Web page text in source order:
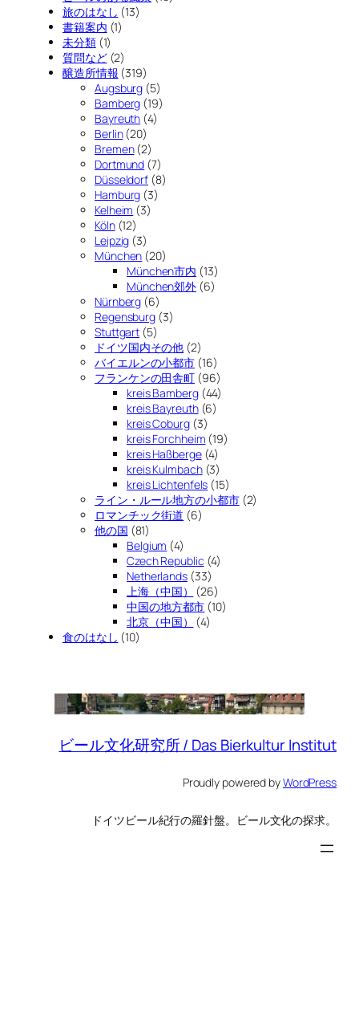
旅のはなし (13)
書籍案内 (1)
未分類(1)
質問など(2)
醸造所情報 (319)
Augsburg (5)
Bamberg (19)
Bayreuth (4)
Berlin(20)
Bremen(2)
Dortmund (7)
Düsseldorf (8)
Hamburg (3)
Kelheim (3)
Köln(12)
Leipzig (3)
München (20)
München市内 (13)
München郊外 (6)
Nürnberg (6)
Regensburg (3)
Stuttgart (5)
ドイツ国内その他 (2)
バイエルンの小都市 (16)
フランケンの田舎町 (96)
kreis Bamberg(44)
kreis Bayreuth(6)
kreis Coburg(3)
kreis Forchheim (19)
kreis Haßberge(4)
kreis Kulmbach(3)
kreis Lichtenfels (15)
ライン・ルール地方の小都市(2)
ロマンチック街道 (6)
他の国 (81)
Belgium (4)
Czech Republic (4)
Netherlands(33)
上海（中国）
(26)
中国の地方都市 (10)
北京（中国）
(4)
食のはなし (10)
ビール文化研究所 / Das Bierkultur Institut
Proudly powered byWordPress
ドイツビール紀行の羅針盤。ビール文化の探求。